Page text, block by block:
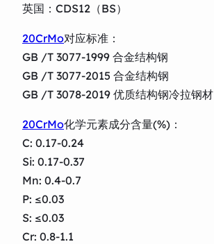
英国：CDS12（BS）
20CrMo对应标准：
GB /T 3077-1999 合金结构钢
GB /T 3077-2015 合金结构钢
GB /T 3078-2019 优质结构钢冷拉钢材
20CrMo化学元素成分含量(%)：
C: 0.17-0.24
Si: 0.17-0.37
Mn: 0.4-0.7
P: ≤0.03
S: ≤0.03
Cr: 0.8-1.1